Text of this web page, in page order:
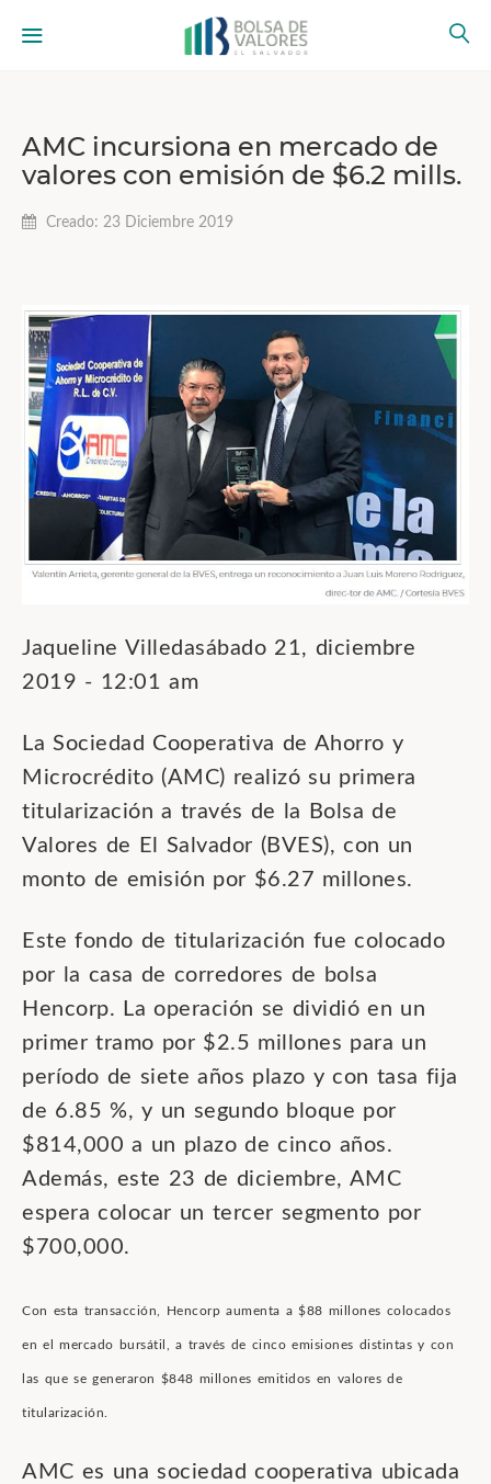
AMC incursiona en mercado de
valores con emisión de $6.2 mills.
Creado: 23 Diciembre 2019
Jaqueline Villedasábado 21, diciembre
2019 - 12:01 am
La Sociedad Cooperativa de Ahorro y
Microcrédito (AMC) realizó su primera
titularización a través de la Bolsa de
Valores de El Salvador (BVES), con un
monto de emisión por $6.27 millones.
Este fondo de titularización fue colocado
por la casa de corredores de bolsa
Hencorp. La operación se dividió en un
primer tramo por $2.5 millones para un
período de siete años plazo y con tasa fija
de 6.85 %, y un segundo bloque por
$814,000 a un plazo de cinco años.
Además, este 23 de diciembre, AMC
espera colocar un tercer segmento por
$700,000.
Con esta transacción, Hencorp aumenta a $88 millones colocados
en el mercado bursátil, a través de cinco emisiones distintas y con
las que se generaron $848 millones emitidos en valores de
titularización.
AMC es una sociedad cooperativa ubicada